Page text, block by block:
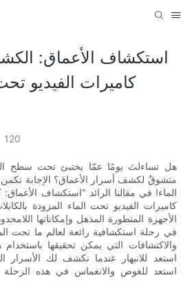
استكشاف الأعماق:
كاميرات الفيديو
120
هل تساءلتَ يومًا عمّا يختبئ تحت سطح
متشوقٌ لكشف أسرار الأعماق؟ الإجابة
الماء! في مقالنا الرائد "استكشاف
كاميرات الفيديو تحت الماء المزودة
الأجهزة المتطورة المذهل وإمكاناتها
في رحلة استكشافية رائعة لعالم ما تحت
والاكتشافات التي يمكن تحقيقها باستخدام
استعد للانبهار عندما نكشف لك
استعد للغوص والانغماس في هذه